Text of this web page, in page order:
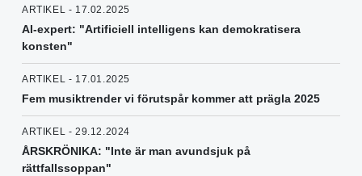
ARTIKEL - 17.02.2025
AI-expert: "Artificiell intelligens kan demokratisera
konsten"
ARTIKEL - 17.01.2025
Fem musiktrender vi förutspår kommer att prägla 2025
ARTIKEL - 29.12.2024
ÅRSKRÖNIKA: "Inte är man avundsjuk på
rättfallssoppan"